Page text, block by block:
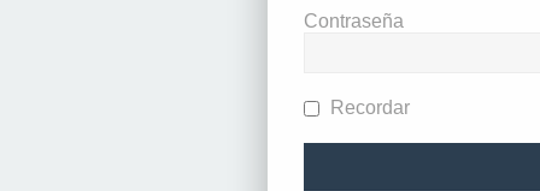
Contraseña
Recordar